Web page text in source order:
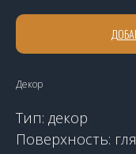
Декор
Тип: декор
Поверхность: